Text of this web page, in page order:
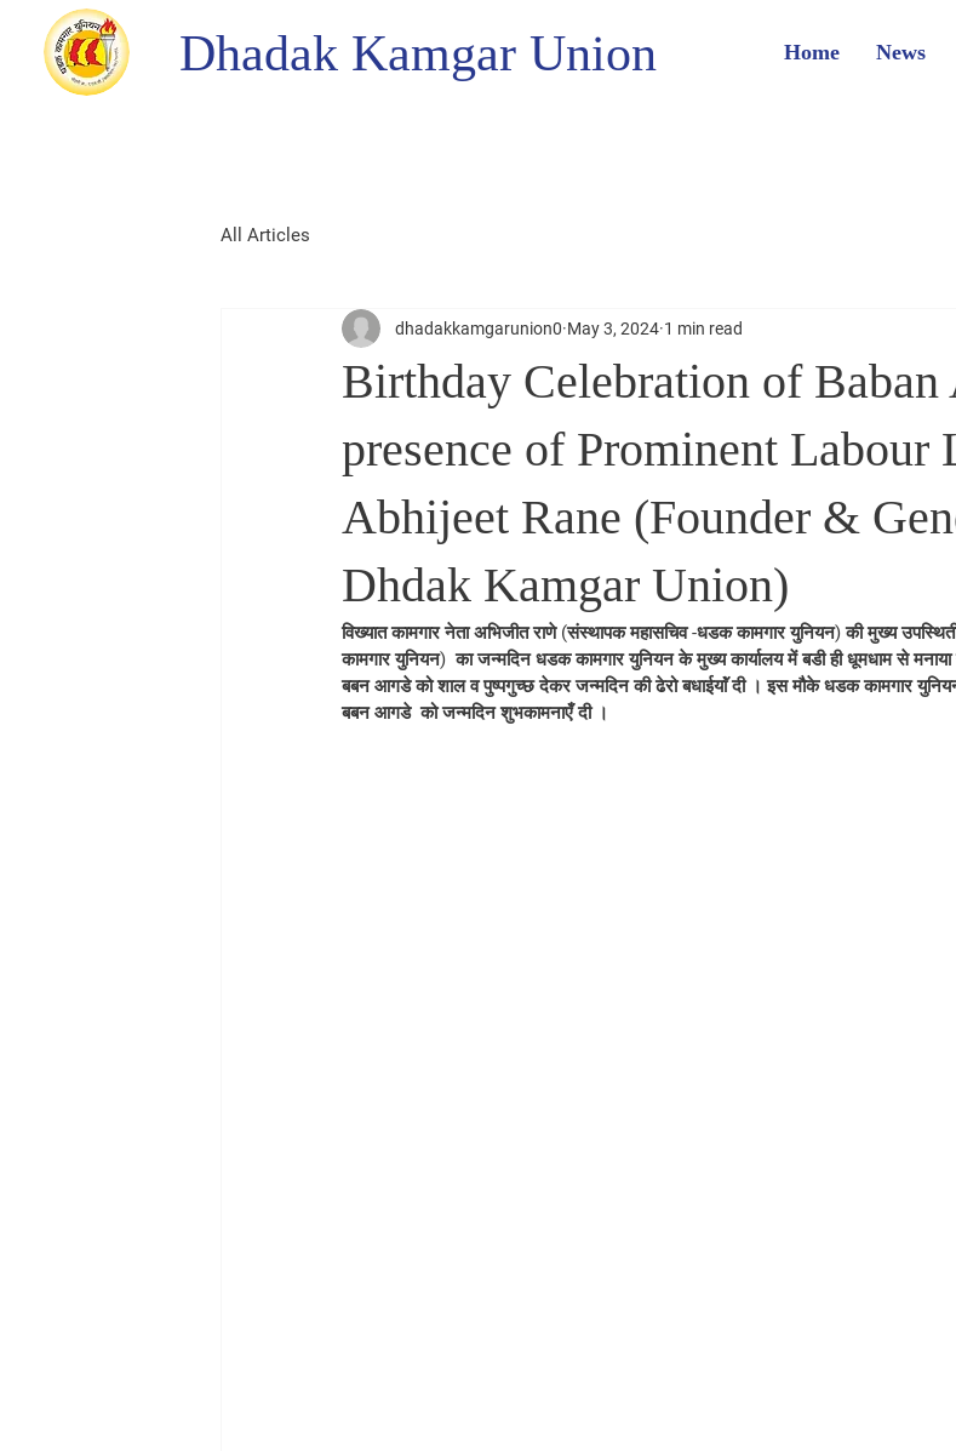
Dhadak Kamgar Union Home News
All Articles
Birthday Celebration of Baban
presence of Prominent Labour
Abhijeet Rane (Founder &
Dhdak Kamgar Union)
dhadakkamgarunion0 May 3, 2024 1 min read
विख्यात कामगार नेता अभिजीत राणे (संस्थापक महासचिव -धडक कामगार युनियन) की मुख्य
कामगार युनियन)  का जन्मदिन धडक कामगार युनियन के मुख्य कार्यालय में बडी ही धूमधाम से
बबन आगडे को शाल व पुष्पगुच्छ देकर जन्मदिन की ढेरो बधाईयाॅं दी । इस मौके धडक कामगार
बबन आगडे  को जन्मदिन शुभकामनाएँ दी ।